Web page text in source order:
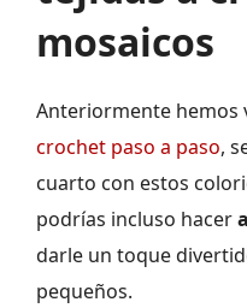
mosaicos
Anteriormente hemos
crochet paso a paso,
cuarto con estos
podrías incluso hacer
darle un toque
pequeños.